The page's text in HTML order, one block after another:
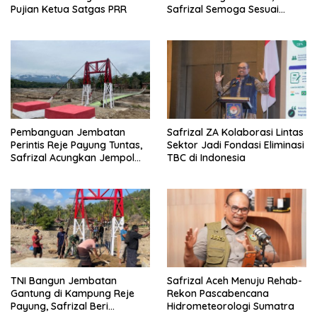
Pujian Ketua Satgas PRR
Safrizal Semoga Sesuai
Pembanguan Jembatan
Perintis Reje Payung Tuntas,
Safrizal Acungkan Jempol
Safrizal ZA Kolaborasi Lintas
Sektor Jadi Fondasi Eliminasi
TBC di Indonesia
TNI Bangun Jembatan
Gantung di Kampung Reje
Payung, Safrizal Beri
Safrizal Aceh Menuju Rehab-
Rekon Pascabencana
Hidrometeorologi Sumatra